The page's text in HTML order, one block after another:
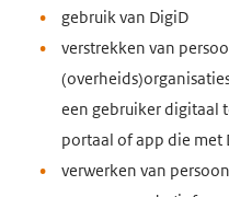
gebruik van DigiD
verstrekken van
een gebruiker digitaal
portaal of app die met
verwerken van